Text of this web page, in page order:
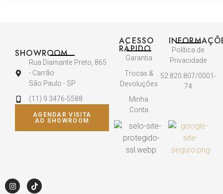
SHOWROOM
Rua Diamante Preto, 865
- Carrão
São Paulo - SP
(11) 9 3476-5588
AGENDAR VISITA
AO SHOWROOM
ACESSO
RÁPIDO
Garantia
Trocas &
Devoluções
Minha
Conta
Política de
Privacidade
52.820.807/0001-
74